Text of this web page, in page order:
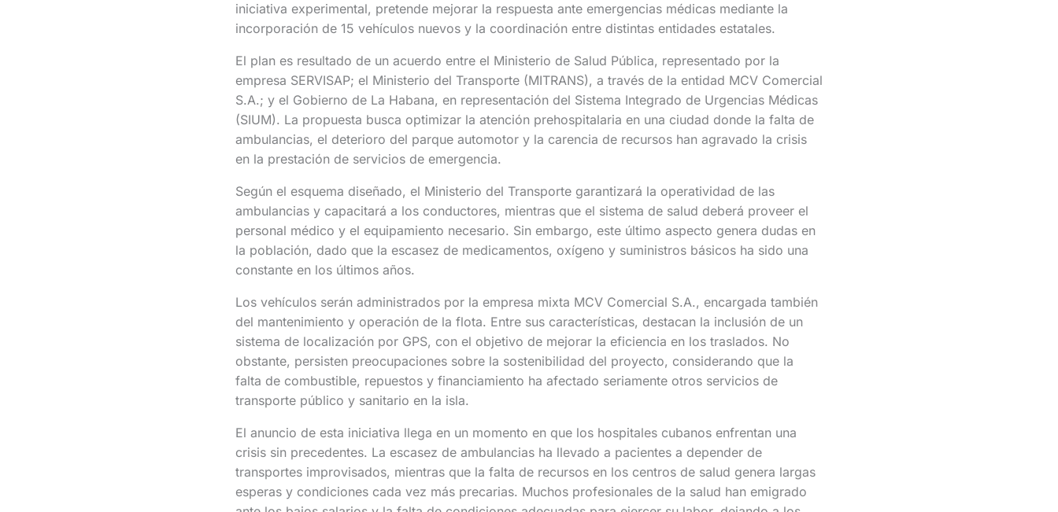
iniciativa experimental, pretende mejorar la respuesta ante emergencias médicas mediante la
incorporación de 15 vehículos nuevos y la coordinación entre distintas entidades estatales.
El plan es resultado de un acuerdo entre el Ministerio de Salud Pública, representado por la
empresa SERVISAP; el Ministerio del Transporte (MITRANS), a través de la entidad MCV Comercial
S.A.; y el Gobierno de La Habana, en representación del Sistema Integrado de Urgencias Médicas
(SIUM). La propuesta busca optimizar la atención prehospitalaria en una ciudad donde la falta de
ambulancias, el deterioro del parque automotor y la carencia de recursos han agravado la crisis
en la prestación de servicios de emergencia.
Según el esquema diseñado, el Ministerio del Transporte garantizará la operatividad de las
ambulancias y capacitará a los conductores, mientras que el sistema de salud deberá proveer el
personal médico y el equipamiento necesario. Sin embargo, este último aspecto genera dudas en
la población, dado que la escasez de medicamentos, oxígeno y suministros básicos ha sido una
constante en los últimos años.
Los vehículos serán administrados por la empresa mixta MCV Comercial S.A., encargada también
del mantenimiento y operación de la flota. Entre sus características, destacan la inclusión de un
sistema de localización por GPS, con el objetivo de mejorar la eficiencia en los traslados. No
obstante, persisten preocupaciones sobre la sostenibilidad del proyecto, considerando que la
falta de combustible, repuestos y financiamiento ha afectado seriamente otros servicios de
transporte público y sanitario en la isla.
El anuncio de esta iniciativa llega en un momento en que los hospitales cubanos enfrentan una
crisis sin precedentes. La escasez de ambulancias ha llevado a pacientes a depender de
transportes improvisados, mientras que la falta de recursos en los centros de salud genera largas
esperas y condiciones cada vez más precarias. Muchos profesionales de la salud han emigrado